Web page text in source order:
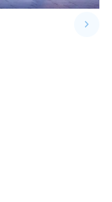
keyboard_arrow_right